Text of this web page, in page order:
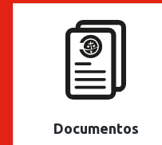
Documentos